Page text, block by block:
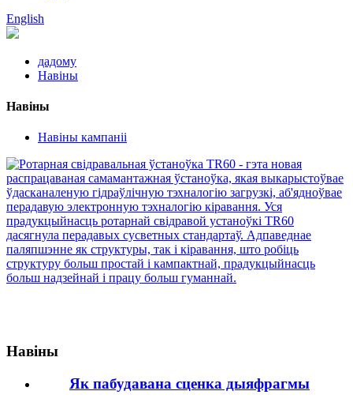
English
дадому
Навіны
Навіны
Навіны кампаніі
Навіны
Як пабудавана сценка дыяфрагмы